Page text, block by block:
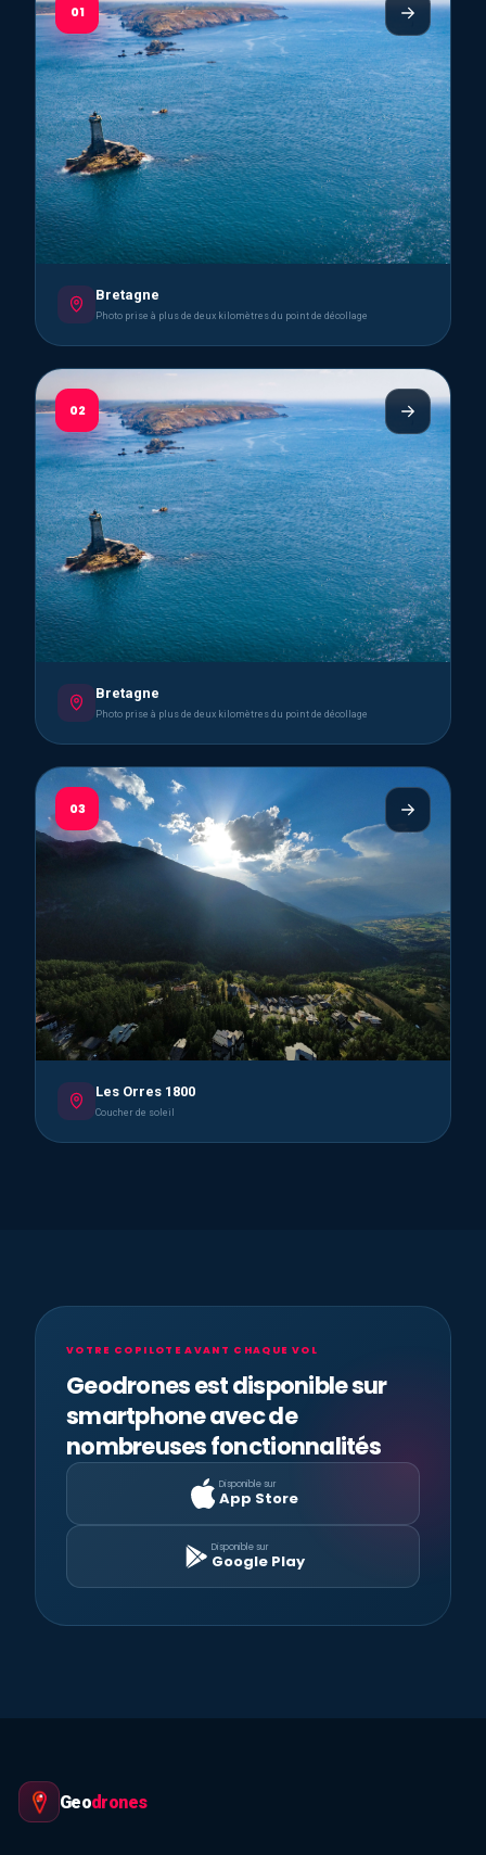
01
Bretagne
Photo prise à plus de deux kilomètres du point de décollage
02
Bretagne
Photo prise à plus de deux kilomètres du point de décollage
03
Les Orres 1800
Coucher de soleil
VOTRE COPILOTE AVANT CHAQUE VOL
Geodrones est disponible sur
smartphone avec de
nombreuses fonctionnalités
Disponible sur
App Store
Disponible sur
Google Play
Geodrones